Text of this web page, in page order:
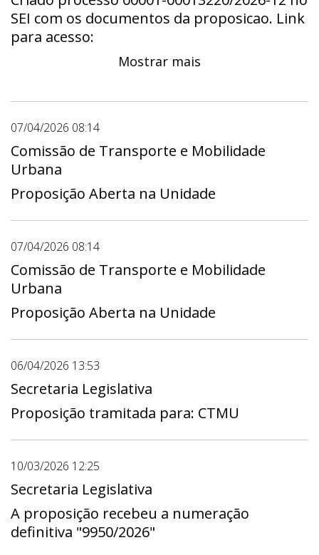
SEI com os documentos da proposicao. Link
para acesso:
https://sei.cl.df.gov.br/sei/controlador.php?
Mostrar mais
07/04/2026 08:14
Comissão de Transporte e Mobilidade
Urbana
Proposição Aberta na Unidade
07/04/2026 08:14
Comissão de Transporte e Mobilidade
Urbana
Proposição Aberta na Unidade
06/04/2026 13:53
Secretaria Legislativa
Proposição tramitada para: CTMU
10/03/2026 12:25
Secretaria Legislativa
A proposição recebeu a numeração
definitiva "9950/2026"